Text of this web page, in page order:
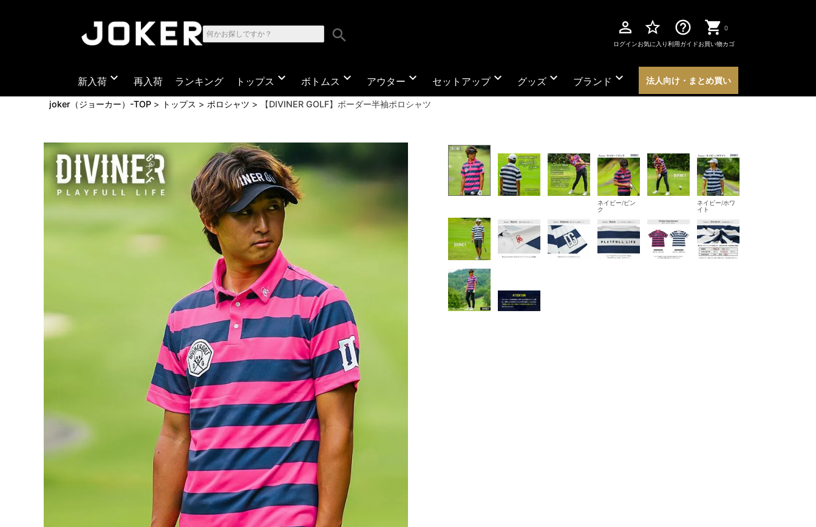
search perm_identity
ログイン
star_border
お気に入り
help_outline
利用ガイド
0
お買い物カゴ
新入荷 expand_more 再入荷 ランキング トップス expand_more ボトムス expand_more アウター expand_more セットアップexpand_more グッズ expand_more ブランド expand_more 法人向け・まとめ買い
joker（ジョーカー）-TOP トップス ポロシャツ 【DIVINER GOLF】ボーダー半袖ポロシャツ
ネイビー/ピン
ク
ネイビー/ホワ
イト